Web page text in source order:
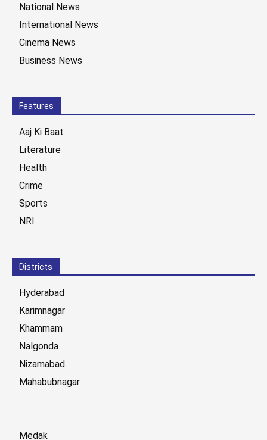
National News
International News
Cinema News
Business News
Features
Aaj Ki Baat
Literature
Health
Crime
Sports
NRI
Districts
Hyderabad
Karimnagar
Khammam
Nalgonda
Nizamabad
Mahabubnagar
Medak